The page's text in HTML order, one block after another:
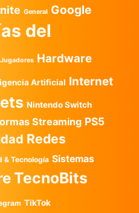
General Google
del
Hardware
Artificial Internet
Nintendo Switch
Streaming PS5
Redes
& Tecnología Sistemas
TecnoBits
TikTok